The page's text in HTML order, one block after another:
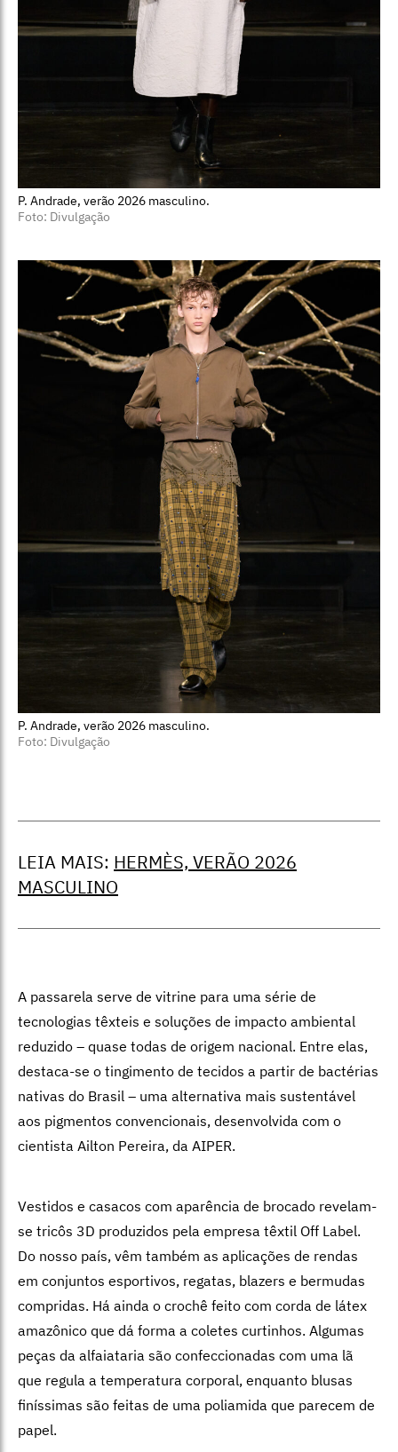
P. Andrade, verão 2026 masculino.
Foto: Divulgação
P. Andrade, verão 2026 masculino.
Foto: Divulgação
LEIA MAIS: HERMÈS, VERÃO 2026
MASCULINO
A passarela serve de vitrine para uma série de
tecnologias têxteis e soluções de impacto ambiental
reduzido – quase todas de origem nacional. Entre elas,
destaca-se o tingimento de tecidos a partir de bactérias
nativas do Brasil – uma alternativa mais sustentável
aos pigmentos convencionais, desenvolvida com o
cientista Ailton Pereira, da AIPER.
Vestidos e casacos com aparência de brocado revelam-
se tricôs 3D produzidos pela empresa têxtil Off Label.
Do nosso país, vêm também as aplicações de rendas
em conjuntos esportivos, regatas, blazers e bermudas
compridas. Há ainda o crochê feito com corda de látex
amazônico que dá forma a coletes curtinhos. Algumas
peças da alfaiataria são confeccionadas com uma lã
que regula a temperatura corporal, enquanto blusas
finíssimas são feitas de uma poliamida que parecem de
papel.